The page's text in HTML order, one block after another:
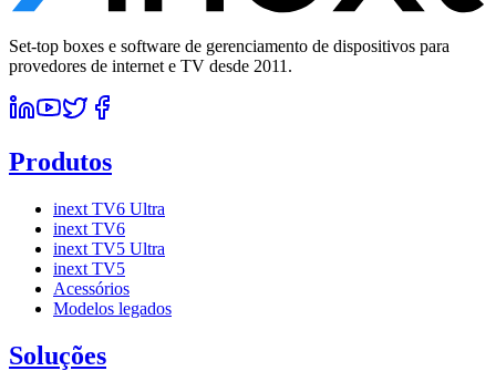
Set-top boxes e software de gerenciamento de dispositivos para
provedores de internet e TV desde 2011.
Produtos
inext TV6 Ultra
inext TV6
inext TV5 Ultra
inext TV5
Acessórios
Modelos legados
Soluções